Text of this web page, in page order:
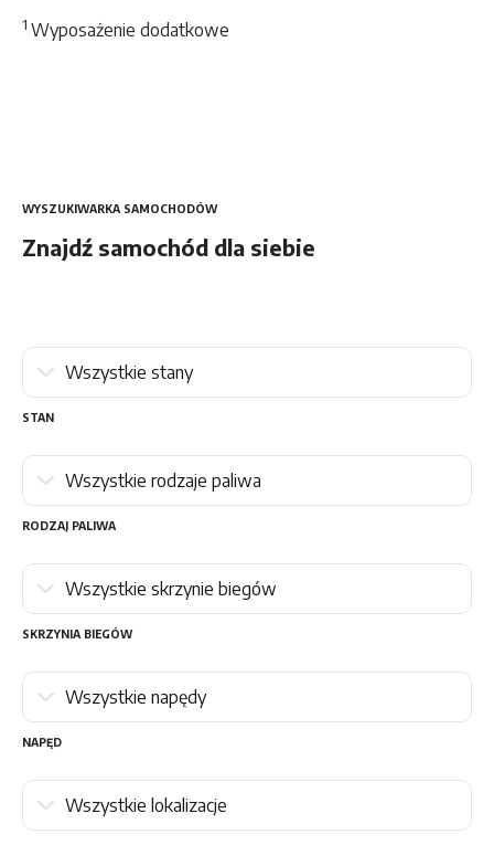
1 Wyposażenie dodatkowe
WYSZUKIWARKA SAMOCHODÓW
Znajdź samochód dla siebie
STAN
RODZAJ PALIWA
SKRZYNIA BIEGÓW
NAPĘD